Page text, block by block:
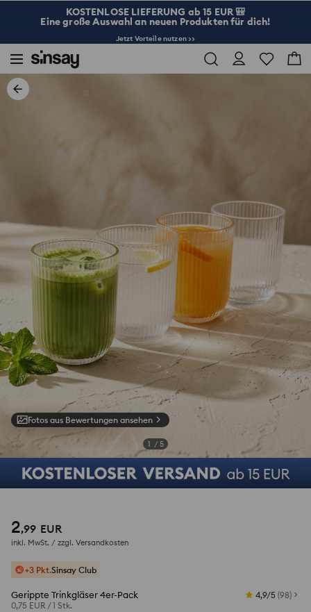
KOSTENLOSE LIEFERUNG ab 15 EUR 🎒
Eine große Auswahl an neuen Produkten für dich!
Jetzt Vorteile nutzen >>
Fotos aus Bewertungen ansehen
1 / 5
2,99 EUR
inkl. MwSt. / zzgl. Versandkosten
+3 Pkt.Sinsay Club
Gerippte Trinkgläser 4er-Pack
0,75 EUR /1 Stk.
4,9/5 (98)